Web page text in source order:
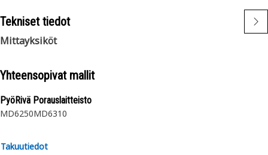
combination is tested as a system to ensure a perfect fit
that yields maximum safety and dependability.
The construction of the hose is made from synthetic rubber
tube; two braids of special high tensile steel wire
outer cover is textile braided.
Tekniset tiedot
Mittayksiköt
Yhteensopivat mallit
PyöRivä Porauslaitteisto
MD6250MD6310
Takuutiedot